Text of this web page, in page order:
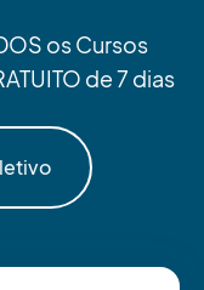
os Cursos
de 7 dias